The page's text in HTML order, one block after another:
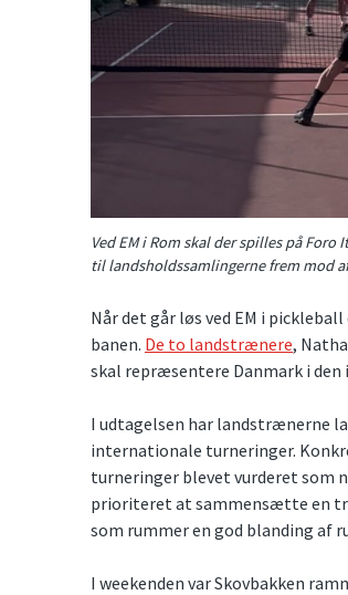
Ved EM i Rom skal der spilles på
til landsholdssamlingerne frem mod
Når det går løs ved EM i
banen. De to landstrænere,
skal repræsentere Danmark i den
I udtagelsen har landstrænerne
internationale turneringer.
turneringer blevet vurderet som
prioriteret at sammensætte en
som rummer en god blanding af
I weekenden var Skovbakken